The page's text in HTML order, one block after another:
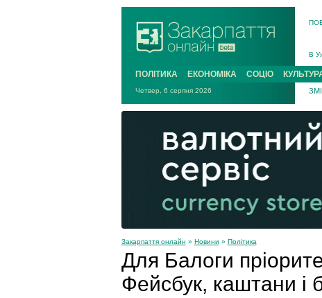
В
В
На
На
ПОЛІТИКА ЕКОНОМІКА СОЦІО
Четвер, 6 серпня 2026 ЗМІ
Закарпаття онлайн » Новини » Політика
Для Балоги
Фейсбук, каштани і